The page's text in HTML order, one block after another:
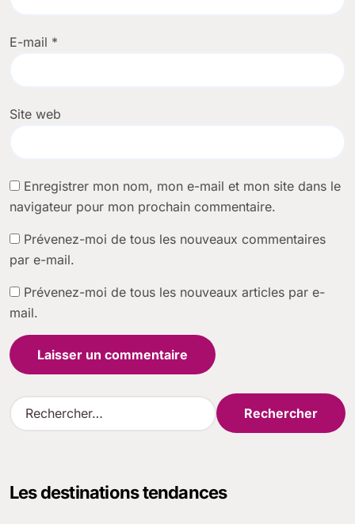
E-mail *
Site web
Enregistrer mon nom, mon e-mail et mon site dans le
navigateur pour mon prochain commentaire.
Prévenez-moi de tous les nouveaux commentaires
par e-mail.
Prévenez-moi de tous les nouveaux articles par e-
mail.
R
e
rLes destinations tendances